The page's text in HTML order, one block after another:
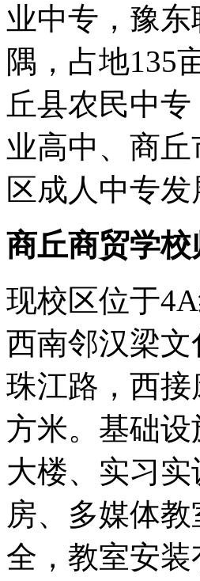
业中专，豫
隅，占地135
丘县农民中
业高中、商
区成人中专
商丘商贸学
现校区位于
西南邻汉梁
珠江路，西接
方米。基础
大楼、实习
房、多媒体
全，教室安